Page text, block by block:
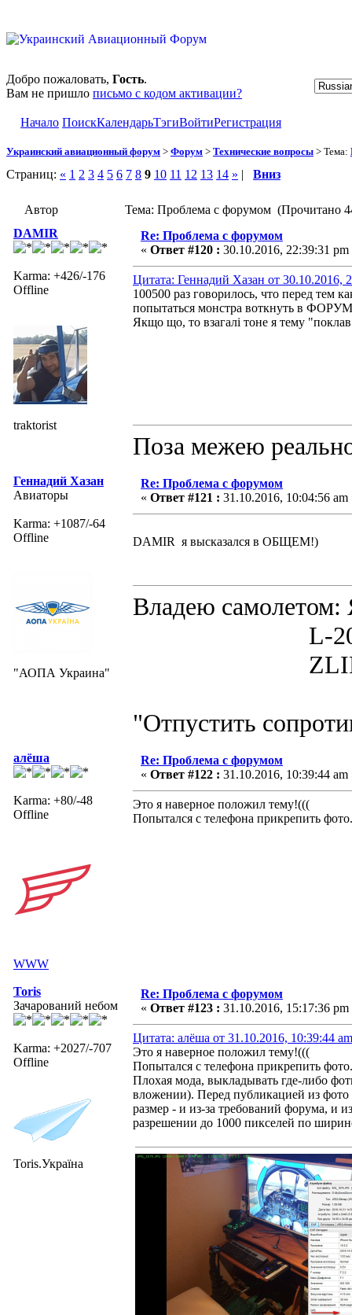
Добро пожаловать, Гость.
Вам не пришло письмо с кодом активации?
Начало ПоискКалендарьТэгиВойтиРегистрация
Украинский авиационный форум > Форум > Технические вопросы > Тема:
Страниц: « 1 2 3 4 5 6 7 8 9 10 11 12 13 14 » | Вниз
Автор
Тема: Проблема с форумом (Прочитано
DAMIR
Karma: +426/-176
Offline
traktorist
Re: Проблема с форумом
« Ответ #120 : 30.10.2016, 22:39:31 pm
Цитата: Геннадий Хазан от 30.10.2016,
100500 раз говорилось, что перед
попытаться монстра воткнуть в
Якщо що, то взагалі тоне я тему
Поза межею
Геннадий Хазан
Авиаторы
Karma: +1087/-64
Offline
"АОПА Украина"
Re: Проблема с форумом
« Ответ #121 : 31.10.2016, 10:04:56 am
DAMIR я высказался в ОБЩЕМ!)
Владею
L-200D
ZLIN 526
"Отпустить
алёша
Karma: +80/-48
Offline
WWW
Re: Проблема с форумом
« Ответ #122 : 31.10.2016, 10:39:44 am
Это я наверное положил тему!(((
Попытался с телефона прикрепить фото.
Toris
Зачарований небом
Karma: +2027/-707
Offline
Toris.Україна
Re: Проблема с форумом
« Ответ #123 : 31.10.2016, 15:17:36 pm
Цитата: алёша от 31.10.2016, 10:39:44 am
Это я наверное положил тему!(((
Попытался с телефона прикрепить фото.
Плохая мода, выкладывать где-либо
вложении). Перед публикацией из
размер - и из-за требований форума, и
разрешении до 1000 пикселей по